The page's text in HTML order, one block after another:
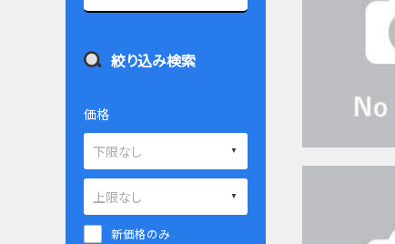
絞り込み検索
価格
新価格のみ